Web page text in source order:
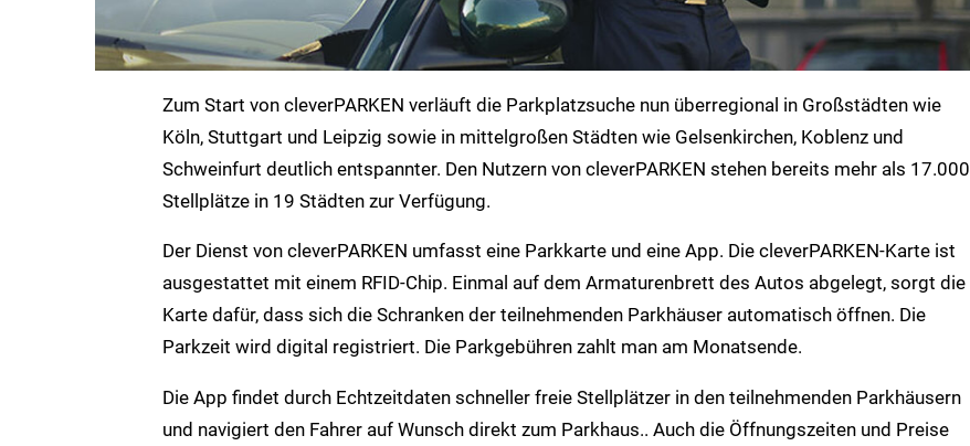
Zum Start von cleverPARKEN verläuft die Parkplatzsuche nun überregional in Großstädten wie
Köln, Stuttgart und Leipzig sowie in mittelgroßen Städten wie Gelsenkirchen, Koblenz und
Schweinfurt deutlich entspannter. Den Nutzern von cleverPARKEN stehen bereits mehr als 17.000
Stellplätze in 19 Städten zur Verfügung.
Der Dienst von cleverPARKEN umfasst eine Parkkarte und eine App. Die cleverPARKEN-Karte ist
ausgestattet mit einem RFID-Chip. Einmal auf dem Armaturenbrett des Autos abgelegt, sorgt die
Karte dafür, dass sich die Schranken der teilnehmenden Parkhäuser automatisch öffnen. Die
Parkzeit wird digital registriert. Die Parkgebühren zahlt man am Monatsende.
Die App findet durch Echtzeitdaten schneller freie Stellplätzer in den teilnehmenden Parkhäusern
und navigiert den Fahrer auf Wunsch direkt zum Parkhaus.. Auch die Öffnungszeiten und Preise